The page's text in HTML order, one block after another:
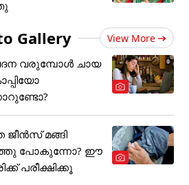
Gallery View More
വരുമ്പോൾ ചായ
മങ്ങി
പോകുന്നോ? ഈ
പരീക്ഷിക്കൂ